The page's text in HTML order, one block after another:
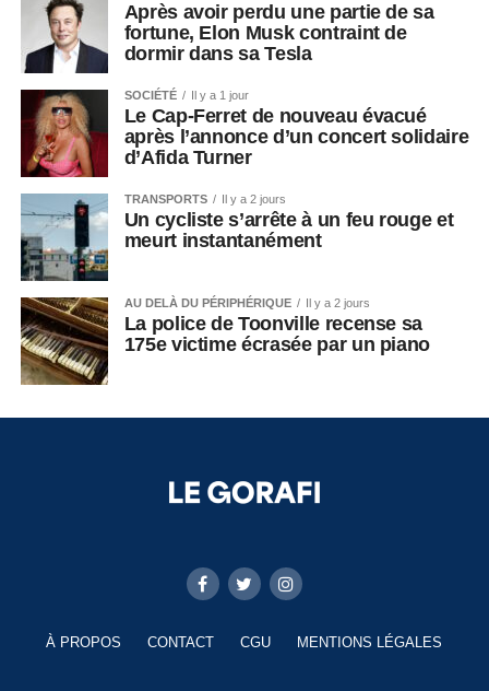
Après avoir perdu une partie de sa
fortune, Elon Musk contraint de
dormir dans sa Tesla
SOCIÉTÉ Il y a 1 jour
Le Cap-Ferret de nouveau évacué
après l’annonce d’un concert solidaire
d’Afida Turner
TRANSPORTS Il y a 2 jours
Un cycliste s’arrête à un feu rouge et
meurt instantanément
AU DELÀ DU PÉRIPHÉRIQUE Il y a 2 jours
La police de Toonville recense sa
175e victime écrasée par un piano
À PROPOS CONTACT CGU MENTIONS LÉGALES